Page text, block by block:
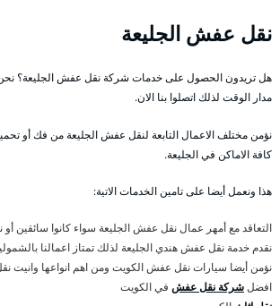
نقل عفش الجليعة
هل تريدون الحصول على خدمات شركة نقل عفش الجليعة؟
مدار الوقت لذلك اتصلوا بنا الان.
نؤمن مختلف الاعمال التابعة لنقل عفش الجليعة من فك أو
كافة الاماكن في الجليعة.
هذا ونعمل أيضا على تامين الخدمات الاتية:
التعاقد مع أمهر عمال نقل عفش الجليعة سواء كانوا سائقين أو
نقدم خدمة نقل عفش هندي الجليعة لذلك تمتاز اعمالنا
نؤمن أيضا سيارات نقل عفش الكويت ومن اهم انواعها وانيت
افضلشركة نقل عفش في الكويت